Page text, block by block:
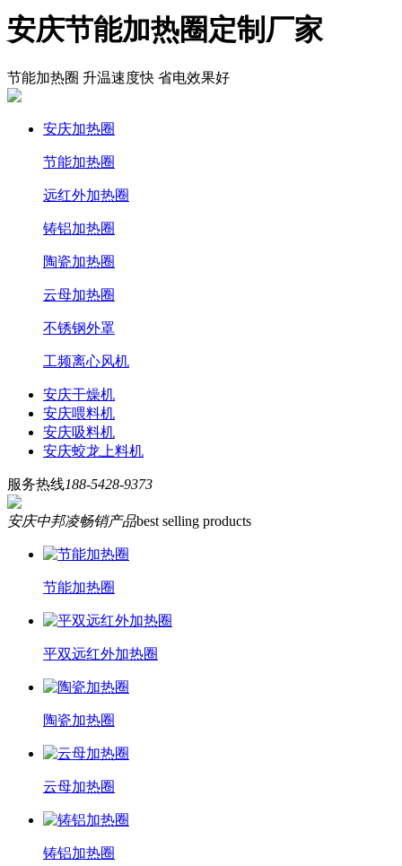
安庆节能加热圈定制厂家
节能加热圈 升温速度快 省电效果好
安庆加热圈
节能加热圈
远红外加热圈
铸铝加热圈
陶瓷加热圈
云母加热圈
不锈钢外罩
工频离心风机
安庆干燥机
安庆喂料机
安庆吸料机
安庆蛟龙上料机
服务热线188-5428-9373
安庆中邦凌畅销产品best selling products
节能加热圈
平双远红外加热圈
陶瓷加热圈
云母加热圈
铸铝加热圈